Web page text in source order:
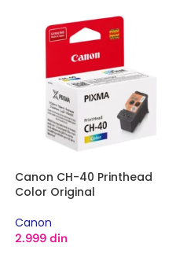
Canon CH-40 Printhead
Color Original
Canon
2.999 din